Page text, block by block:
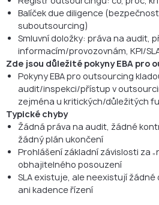
Balíček due diligence
suboutsourcing)
Smluvní doložky: práva na audit,
informacím/provozovnám, KPI/
Zde jsou důležité pokyny EBA pro
Pokyny EBA pro outsourcing
audit/inspekci/přístup v
zejména u kritických/důležitých
Typické chyby
Žádná práva na audit, žádné
žádný plán ukončení
Prohlášení základní závislosti za
obhajitelného posouzení
SLA existuje, ale neexistují
ani kadence řízení